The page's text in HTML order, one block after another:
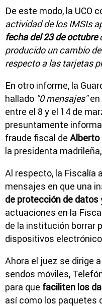
De este modo, la UCO
actividad de los IMSIs
fecha del 23 de octubre
producido un cambio
respecto a las tarjetas
En otro informe, la
hallado "0 mensajes"en
entre el 8 y el 14 de
presuntamente
fraude fiscal de Alberto
la presidenta madrileña,
Al respecto, la Fiscalía
mensajes en que una
de protección de datos
actuaciones en la
de la institución borrar
dispositivos
Ahora el juez se dirige
sendos móviles,
para que faciliten los
así como los paquetes